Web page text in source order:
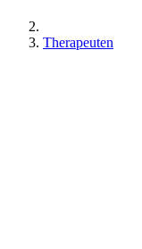
Therapeuten